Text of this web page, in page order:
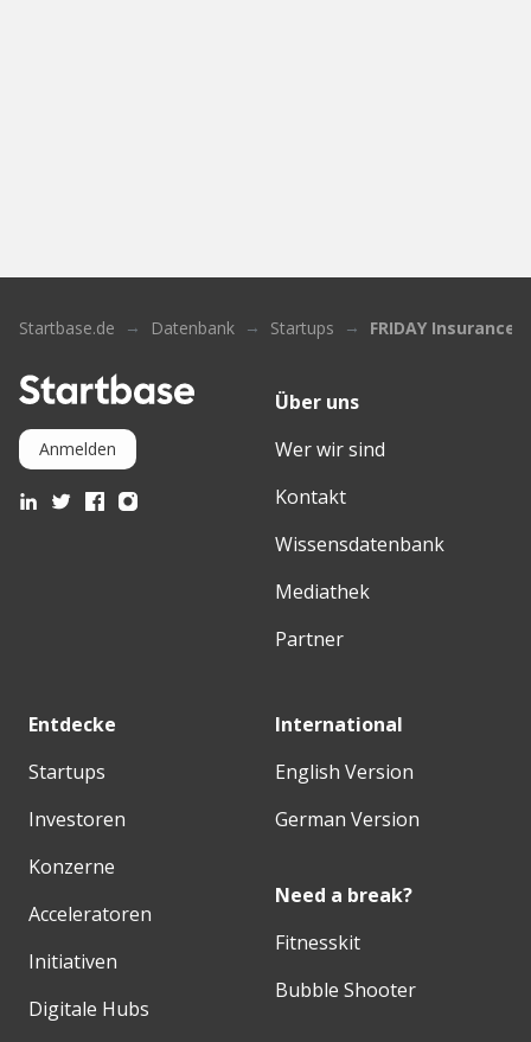
Startbase.de Datenbank Startups FRIDAY Insurance
Anmelden
Über uns
Wer wir sind
Kontakt
Wissensdatenbank
Mediathek
Partner
Entdecke
Startups
Investoren
Konzerne
Acceleratoren
Initiativen
Digitale Hubs
International
English Version
German Version
Need a break?
Fitnesskit
Bubble Shooter